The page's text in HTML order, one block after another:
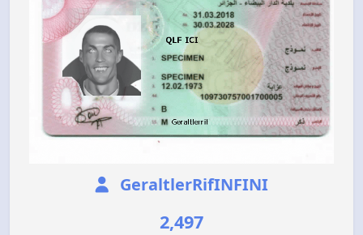
GeraltlerRifINFINI
2,497